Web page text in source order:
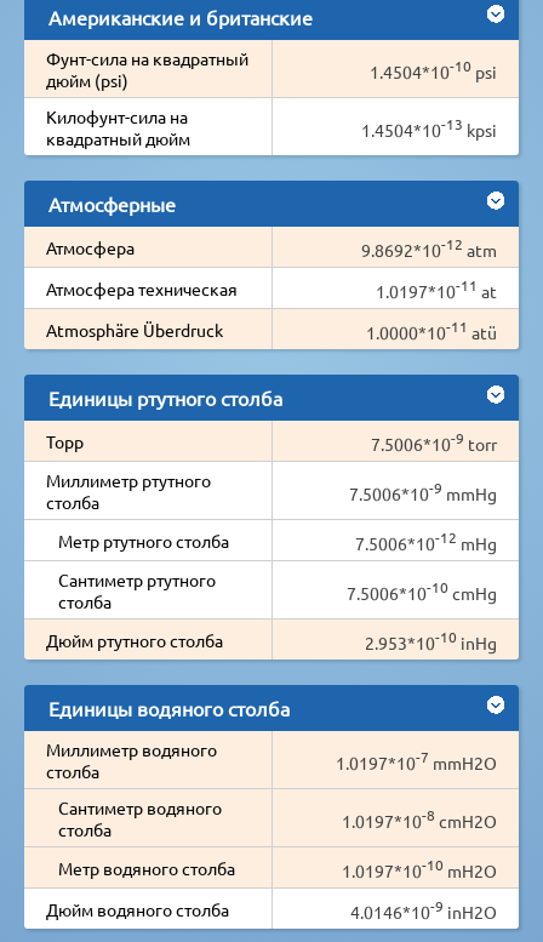
Американские и британские
Фунт-сила на квадратный
дюйм (psi)
1.4504*10-10 psi
Килофунт-сила на
квадратный дюйм
1.4504*10-13 kpsi
Атмосферные
Атмосфера 9.8692*10-12 atm
Атмосфера техническая
1.0197*10-11 at
Atmosphäre Überdruck
1.0000*10-11 atü
Единицы ртутного столба
Торр 7.5006*10-9 torr
Миллиметр ртутного
столба
7.5006*10-9 mmHg
Метр ртутного столба 7.5006*10-12 mHg
Сантиметр ртутного
столба
7.5006*10-10 cmHg
Дюйм ртутного столба 2.953*10-10 inHg
Единицы водяного столба
Миллиметр водяного
столба
1.0197*10-7 mmH2O
Сантиметр водяного
столба
1.0197*10-8 cmH2O
Метр водяного столба 1.0197*10-10 mH2O
Дюйм водяного столба
4.0146*10-9 inH2O